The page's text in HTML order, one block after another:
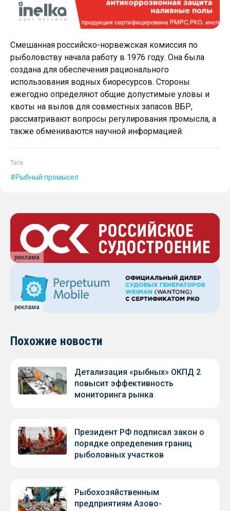
Смешанная российско-норвежская комиссия по
рыболовству начала работу в 1976 году. Она была
создана для обеспечения рационального
использования водных биоресурсов. Стороны
ежегодно определяют общие допустимые уловы и
квоты на вылов для совместных запасов ВБР,
рассматривают вопросы регулирования промысла, а
также обмениваются научной информацией.
Теги
Рыбный промысел
реклама
реклама
Похожие новости
Детализация «рыбных» ОКПД 2
повысит эффективность
мониторинга рынка
Президент РФ подписал закон о
порядке определения границ
рыболовных участков
Рыбохозяйственным
предприятиям Азово-